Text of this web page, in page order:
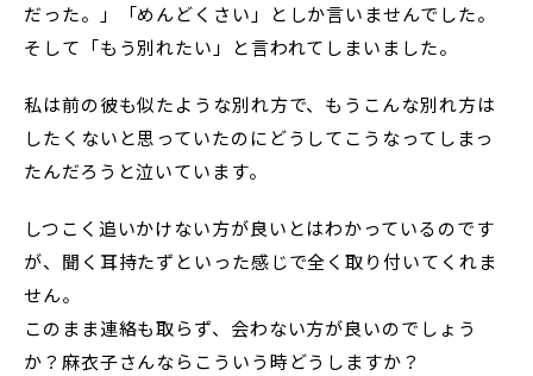
だった。」「めんどくさい」としか言いませんでした。
そして「もう別れたい」と言われてしまいました。
私は前の彼も似たような別れ方で、もうこんな別れ方は
したくないと思っていたのにどうしてこうなってしまっ
たんだろうと泣いています。
しつこく追いかけない方が良いとはわかっているのです
が、聞く耳持たずといった感じで全く取り付いてくれま
せん。
このまま連絡も取らず、会わない方が良いのでしょう
か？麻衣子さんならこういう時どうしますか？